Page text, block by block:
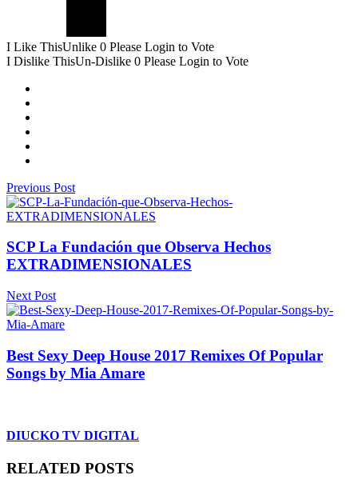
I Like ThisUnlike 0 Please Login to Vote
I Dislike ThisUn-Dislike 0 Please Login to Vote
Previous Post
SCP La Fundación que Observa Hechos
EXTRADIMENSIONALES
Next Post
Best Sexy Deep House 2017 Remixes Of Popular
Songs by Mia Amare
DIUCKO TV DIGITAL
RELATED POSTS